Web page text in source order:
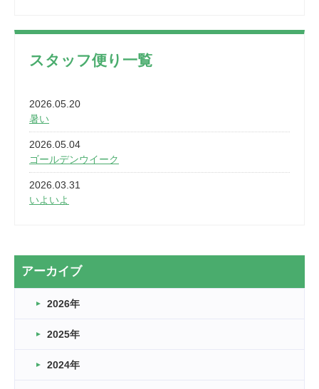
スタッフ便り一覧
2026.05.20
暑い
2026.05.04
ゴールデンウイーク
2026.03.31
いよいよ
2026.03.20
なぎなた
2026.03.16
車いすバスケとRくんのお話
アーカイブ
2026年
2025年
2024年